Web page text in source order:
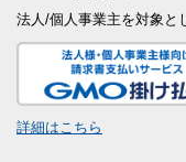
法人/個人事業主を対象と
詳細はこちら